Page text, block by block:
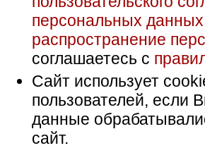
персональных данных
распространение
соглашаетесь с
Сайт использует
пользователей, если
данные
сайт.